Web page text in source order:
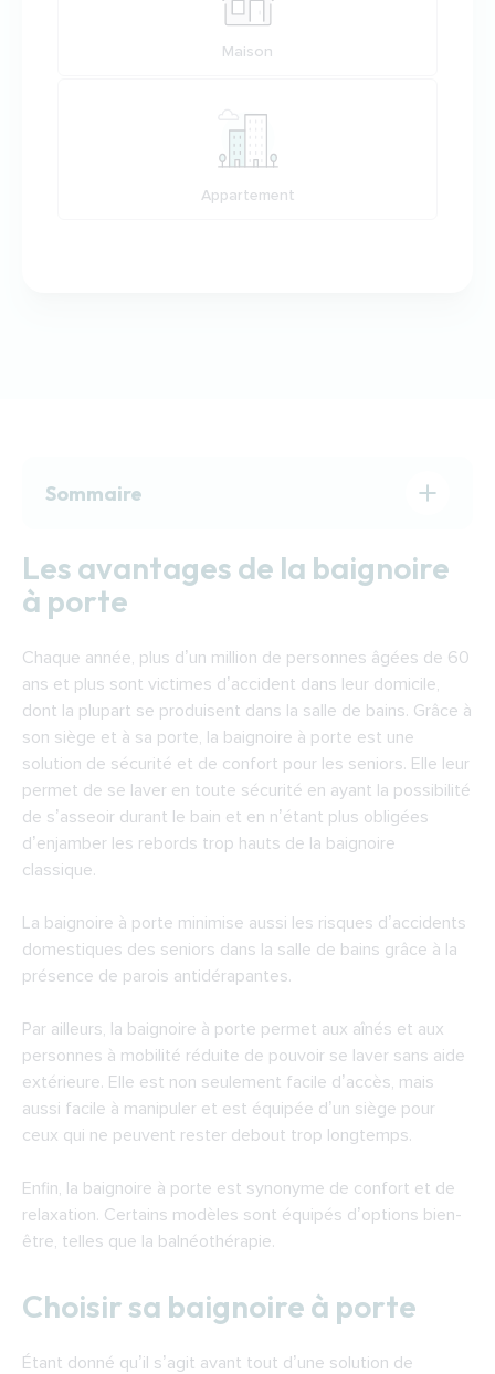
Maison
Appartement
Sommaire
Choisir sa baignoire à porte
Les aides pour financer une baignoire à porte
Trouver un expert pour installer une baignoire
à porte au Puy-en-Velay
Les avantages de la baignoire
à porte
Chaque année, plus d’un million de personnes âgées de 60
ans et plus sont victimes d’accident dans leur domicile,
dont la plupart se produisent dans la salle de bains. Grâce à
son siège et à sa porte, la baignoire à porte est une
solution de sécurité et de confort pour les seniors. Elle leur
permet de se laver en toute sécurité en ayant la possibilité
de s’asseoir durant le bain et en n’étant plus obligées
d’enjamber les rebords trop hauts de la baignoire
classique.
La baignoire à porte minimise aussi les risques d’accidents
domestiques des seniors dans la salle de bains grâce à la
présence de parois antidérapantes.
Par ailleurs, la baignoire à porte permet aux aînés et aux
personnes à mobilité réduite de pouvoir se laver sans aide
extérieure. Elle est non seulement facile d’accès, mais
aussi facile à manipuler et est équipée d’un siège pour
ceux qui ne peuvent rester debout trop longtemps.
Enfin, la baignoire à porte est synonyme de confort et de
relaxation. Certains modèles sont équipés d’options bien-
être, telles que la balnéothérapie.
Choisir sa baignoire à porte
Étant donné qu’il s’agit avant tout d’une solution de